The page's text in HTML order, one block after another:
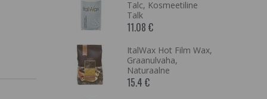
Talc, Kosmeetiline
Talk
11.08 €
ItalWax Hot Film Wax,
Graanulvaha,
Naturaalne
15.4 €